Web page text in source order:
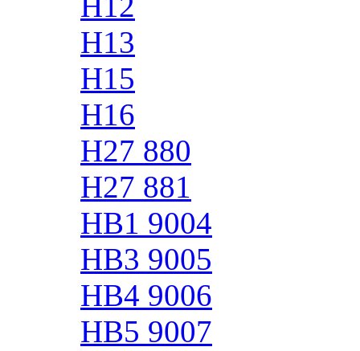
H13
H15
H16
H27 880
H27 881
HB1 9004
HB3 9005
HB4 9006
HB5 9007